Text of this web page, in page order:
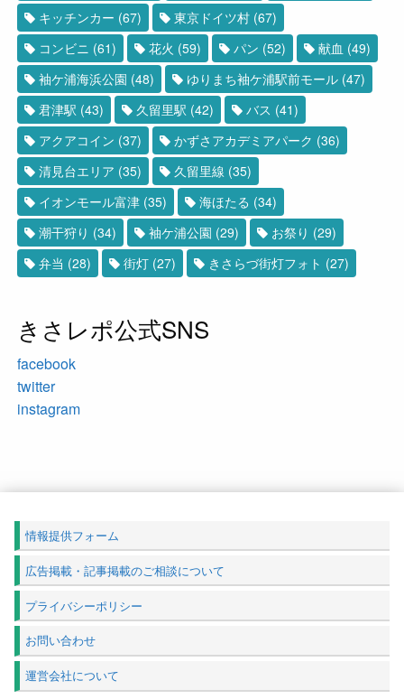
キッチンカー (67) 東京ドイツ村 (67)
コンビニ (61) 花火 (59) パン (52) 献血 (49)
袖ケ浦海浜公園 (48) ゆりまち袖ケ浦駅前モール (47)
君津駅 (43) 久留里駅 (42) バス (41)
アクアコイン (37) かずさアカデミアパーク (36)
清見台エリア (35) 久留里線 (35)
イオンモール富津 (35) 海ほたる (34)
潮干狩り (34) 袖ケ浦公園 (29) お祭り (29)
弁当 (28) 街灯 (27) きさらづ街灯フォト (27)
きさレポ公式SNS
facebook
twitter
instagram
情報提供フォーム
広告掲載・記事掲載のご相談について
プライバシーポリシー
お問い合わせ
運営会社について